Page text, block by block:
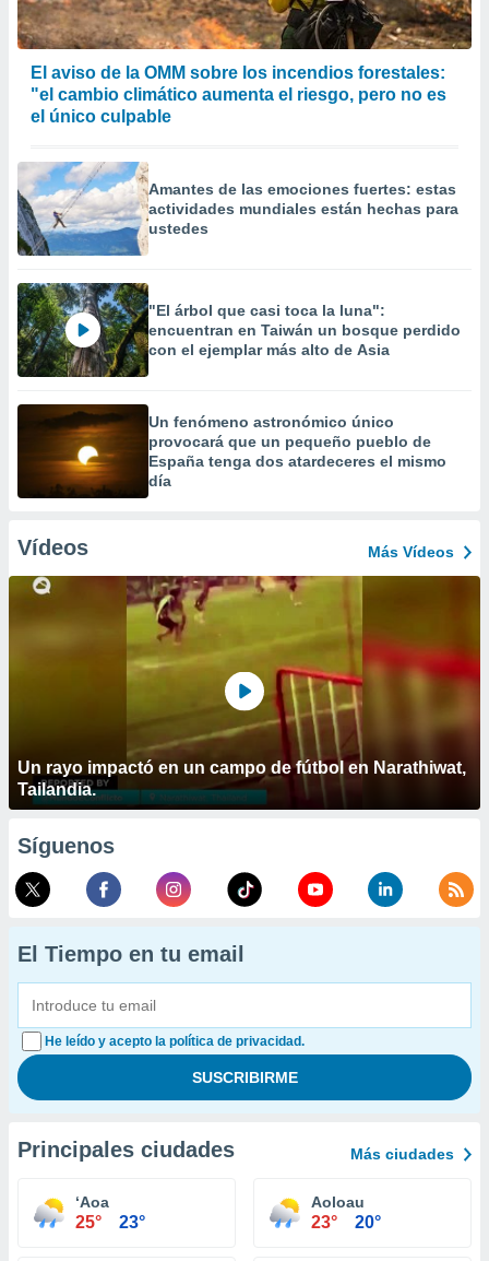
El aviso de la OMM sobre los incendios forestales:
"el cambio climático aumenta el riesgo, pero no es
el único culpable
Amantes de las emociones fuertes: estas
actividades mundiales están hechas para
ustedes
"El árbol que casi toca la luna":
encuentran en Taiwán un bosque perdido
con el ejemplar más alto de Asia
Un fenómeno astronómico único
provocará que un pequeño pueblo de
España tenga dos atardeceres el mismo
día
Vídeos Más Vídeos
Un rayo impactó en un campo de fútbol en Narathiwat,
Tailandia.
Síguenos
El Tiempo en tu email
He leído y acepto la política de privacidad.
Principales ciudades Más ciudades
‘Aoa
25° 23°
Aoloau
23° 20°